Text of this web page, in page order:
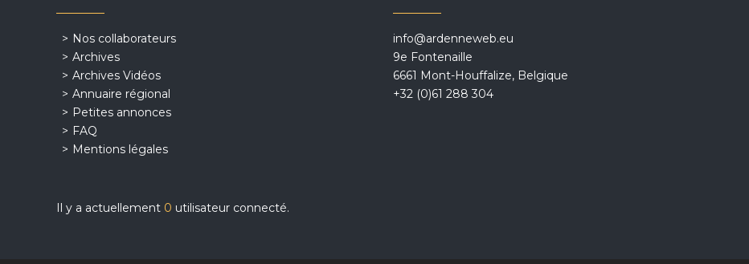
Nos collaborateurs
Archives
Archives Vidéos
Annuaire régional
Petites annonces
FAQ
Mentions légales
Il y a actuellement 0 utilisateur connecté.
info@ardenneweb.eu
9e Fontenaille
6661 Mont-Houffalize, Belgique
+32 (0)61 288 304